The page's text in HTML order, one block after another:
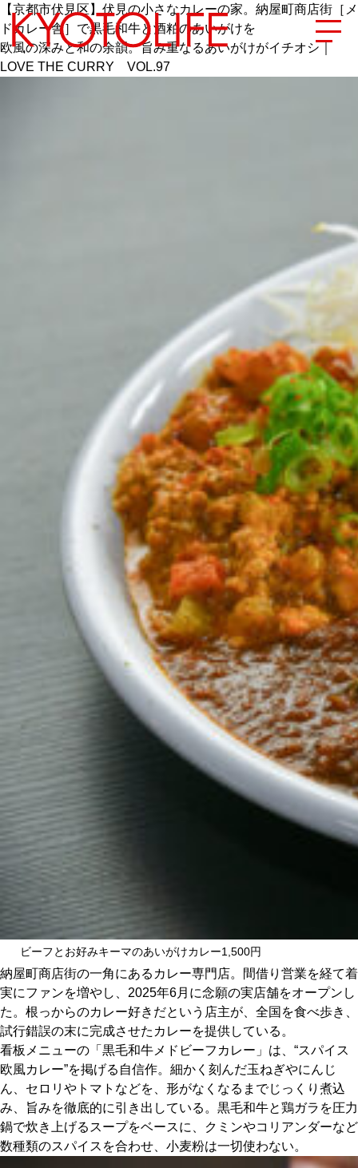
ABOUT US
Instagram
チケットプレゼント応募
MAIN MENU
SERIES
カレーが好き
京都おやつクラブ
私と店のはなし
今月の京みやげ
京都の書店
CULTURE
すべて
関西で開催。
おすすめの展覧会
おすすめの映画
【京都市伏見区】伏見の小さなカレーの家。納屋町商店街［メ
ドカレー舎］で黒毛和牛と酒粕のあいがけを
欧風の深みと和の余韻。旨み重なるあいがけがイチオシ｜
LOVE THE CURRY VOL.97
ビーフとお好みキーマのあいがけカレー1,500円
納屋町商店街の一角にあるカレー専門店。間借り営業を経て着
実にファンを増やし、2025年6月に念願の実店舗をオープンし
た。根っからのカレー好きだという店主が、全国を食べ歩き、
試行錯誤の末に完成させたカレーを提供している。
看板メニューの「黒毛和牛メドビーフカレー」は、“スパイス
欧風カレー”を掲げる自信作。細かく刻んだ玉ねぎやにんじ
ん、セロリやトマトなどを、形がなくなるまでじっくり煮込
み、旨みを徹底的に引き出している。黒毛和牛と鶏ガラを圧力
鍋で炊き上げるスープをベースに、クミンやコリアンダーなど
数種類のスパイスを合わせ、小麦粉は一切使わない。